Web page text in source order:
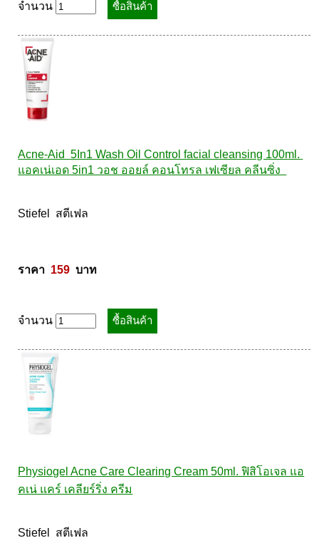
จำนวน
Acne-Aid  5In1 Wash Oil Control facial cleansing 100ml.
แอคเน่เอด 5in1 วอช ออยล์ คอนโทรล เฟเซียล คลีนซิ่ง
Stiefel  สตีเฟล
ราคา 159
  บาท
จำนวน
Physiogel Acne Care Clearing Cream 50ml. ฟิสิโอเจล แอ
คเน่ แคร์ เคลียร์ริ่ง ครีม
Stiefel  สตีเฟล